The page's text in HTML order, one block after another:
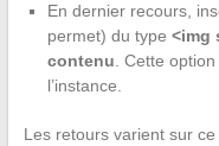
En dernier recours,
permet) du type <img
contenu . Cette
l’instance.
Les retours varient sur